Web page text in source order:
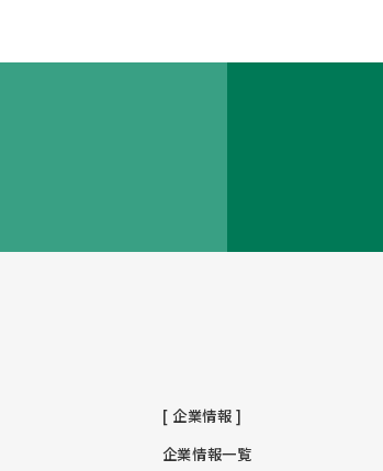
[ 企業情報 ]
企業情報一覧